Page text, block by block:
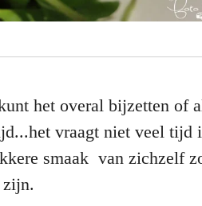
het overal bijzetten of
vraagt niet veel tijd
smaak van zichzelf
zijn.